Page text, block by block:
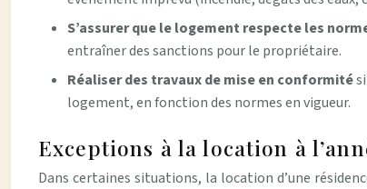
S’assurer que le logement respecte les
entraîner des sanctions pour le propriétaire.
Réaliser des travaux de mise en conformité
logement, en fonction des normes en vigueur.
Exceptions à la location à
Dans certaines situations, la location d’une